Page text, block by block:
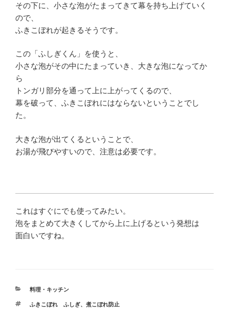
その下に、小さな泡がたまってきて幕を持ち上げていく
ので、
ふきこぼれが起きるそうです。
この「ふしぎくん」を使うと、
小さな泡がその中にたまっていき、大きな泡になってか
ら
トンガリ部分を通って上に上がってくるので、
幕を破って、ふきこぼれにはならないということでし
た。
大きな泡が出てくるということで、
お湯が飛びやすいので、注意は必要です。
これはすぐにでも使ってみたい。
泡をまとめて大きくしてから上に上げるという発想は
面白いですね。
カ
ゴ
料理・キッチン
タ
ふきこぼれ ふしぎ、 煮こぼれ防止